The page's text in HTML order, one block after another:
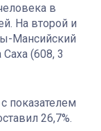
в
На второй и
Мансийский
(608, 3
показателем
26,7%.